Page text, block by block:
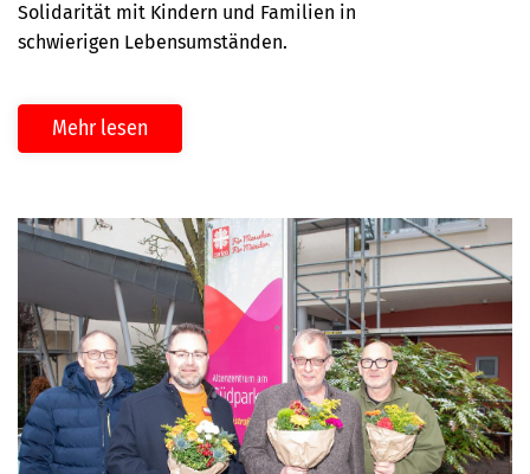
Solidarität mit Kindern und Familien in
schwierigen Lebensumständen.
Mehr lesen